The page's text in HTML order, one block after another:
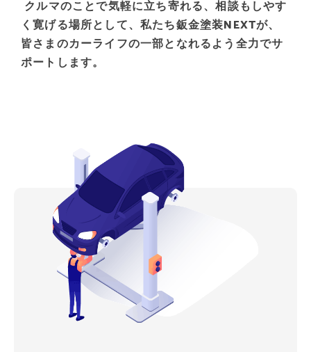
クルマのことで気軽に立ち寄れる、相談もしやす
く寛げる場所として、私たち鈑金塗装NEXTが、
皆さまのカーライフの一部となれるよう全力でサ
ポートします。